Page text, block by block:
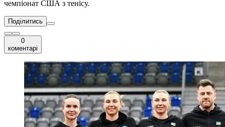
чемпіонат США з тенісу.
Поділитись
0
коментарі